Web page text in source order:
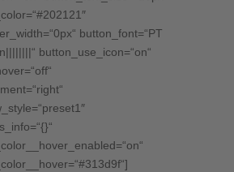
button_font=“PT
button_use_icon=“on“